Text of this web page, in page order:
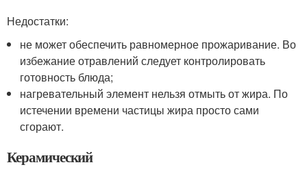
Недостатки:
не может обеспечить равномерное прожаривание. Во
избежание отравлений следует контролировать
готовность блюда;
нагревательный элемент нельзя отмыть от жира. По
истечении времени частицы жира просто сами
сгорают.
Керамический